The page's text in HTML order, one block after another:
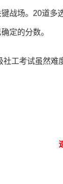
战场。20道多
定的分数。
工考试虽然难